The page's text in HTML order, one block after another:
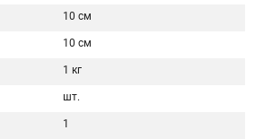
10 см
10 см
1 кг
шт.
1